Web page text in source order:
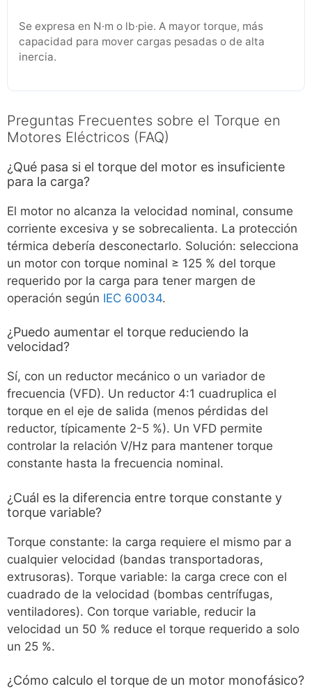
Se expresa en N·m o lb·pie. A mayor torque, más
capacidad para mover cargas pesadas o de alta
inercia.
Preguntas Frecuentes sobre el Torque en
Motores Eléctricos (FAQ)
¿Qué pasa si el torque del motor es insuficiente
para la carga?
El motor no alcanza la velocidad nominal, consume
corriente excesiva y se sobrecalienta. La protección
térmica debería desconectarlo. Solución: selecciona
un motor con torque nominal ≥ 125 % del torque
requerido por la carga para tener margen de
operación según IEC 60034.
¿Puedo aumentar el torque reduciendo la
velocidad?
Sí, con un reductor mecánico o un variador de
frecuencia (VFD). Un reductor 4:1 cuadruplica el
torque en el eje de salida (menos pérdidas del
reductor, típicamente 2-5 %). Un VFD permite
controlar la relación V/Hz para mantener torque
constante hasta la frecuencia nominal.
¿Cuál es la diferencia entre torque constante y
torque variable?
Torque constante: la carga requiere el mismo par a
cualquier velocidad (bandas transportadoras,
extrusoras). Torque variable: la carga crece con el
cuadrado de la velocidad (bombas centrífugas,
ventiladores). Con torque variable, reducir la
velocidad un 50 % reduce el torque requerido a solo
un 25 %.
¿Cómo calculo el torque de un motor monofásico?